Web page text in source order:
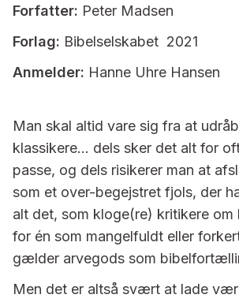
Forfatter: Peter Madsen
Forlag: Bibelselskabet 2021
Anmelder: Hanne Uhre Hansen
Man skal altid vare sig fra at
klassikere… dels sker det alt for
passe, og dels risikerer man at
som et over-begejstret fjols, der
alt det, som kloge(re) kritikere om
for én som mangelfuldt eller
gælder arvegods som
Men det er altså svært at lade